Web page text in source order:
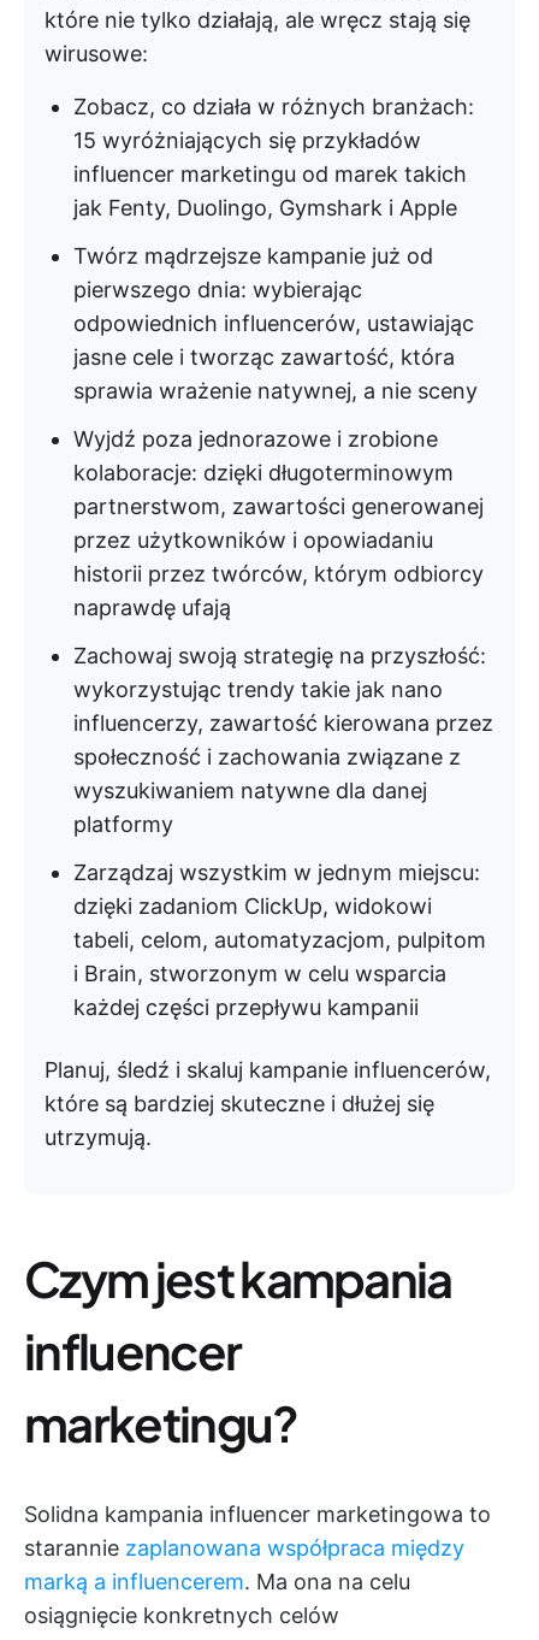
które nie tylko działają, ale wręcz stają się
wirusowe:
Zobacz, co działa w różnych branżach:
15 wyróżniających się przykładów
influencer marketingu od marek takich
jak Fenty, Duolingo, Gymshark i Apple
Twórz mądrzejsze kampanie już od
pierwszego dnia: wybierając
odpowiednich influencerów, ustawiając
jasne cele i tworząc zawartość, która
sprawia wrażenie natywnej, a nie sceny
Wyjdź poza jednorazowe i zrobione
kolaboracje: dzięki długoterminowym
partnerstwom, zawartości generowanej
przez użytkowników i opowiadaniu
historii przez twórców, którym odbiorcy
naprawdę ufają
Zachowaj swoją strategię na przyszłość:
wykorzystując trendy takie jak nano
influencerzy, zawartość kierowana przez
społeczność i zachowania związane z
wyszukiwaniem natywne dla danej
platformy
Zarządzaj wszystkim w jednym miejscu:
dzięki zadaniom ClickUp, widokowi
tabeli, celom, automatyzacjom, pulpitom
i Brain, stworzonym w celu wsparcia
każdej części przepływu kampanii
Planuj, śledź i skaluj kampanie influencerów,
które są bardziej skuteczne i dłużej się
utrzymują.
Czym jest kampania
influencer
marketingu?
Solidna kampania influencer marketingowa to
starannie zaplanowana współpraca między
marką a influencerem. Ma ona na celu
osiągnięcie konkretnych celów